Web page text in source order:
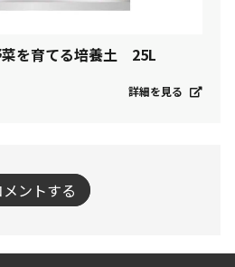
を育てる培養土 25L
詳細を見る
メントする